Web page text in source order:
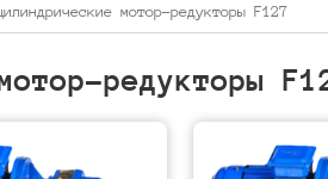
мотор-редукторы F127
редукторы